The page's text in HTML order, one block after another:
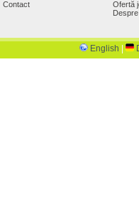
Contact
Ofertă
English